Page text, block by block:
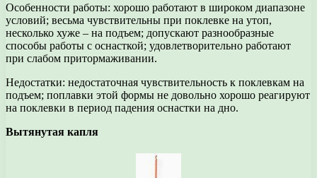
Особенности работы: хорошо работают в широком диапазоне
условий; весьма чувствительны при поклевке на утоп,
несколько хуже – на подъем; допускают разнообразные
способы работы с оснасткой; удовлетворительно работают
при слабом притормаживании.
Недостатки: недостаточная чувствительность к поклевкам на
подъем; поплавки этой формы не довольно хорошо реагируют
на поклевки в период падения оснастки на дно.
Вытянутая капля